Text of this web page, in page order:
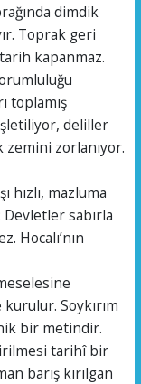
dimdik
Toprak geri
kapanmaz.
toplamış
deliller
zemini zorlanıyor.
hızlı, mazluma
Devletler sabırla
Hocalı’nın
Soykırım
bir metindir.
tarihî bir
barış kırılgan